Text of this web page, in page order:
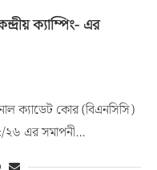
ক্যাম্পিং- এর
ক্যাডেট কোর (বিএনসিসি)
২৬ এর সমাপনী…